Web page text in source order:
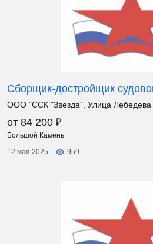
Сборщик-достройщик
ООО "ССК "Звезда". Улица Лебедева
от 84 200 ₽
Большой Камень
12 мая 2025
959